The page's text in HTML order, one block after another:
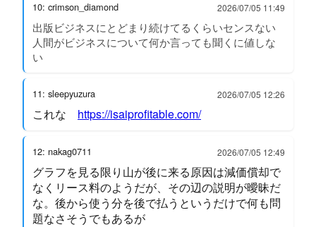
10: crimson_diamond 2026/07/05 11:49
出版ビジネスにとどまり続けてるくらいセンスない
人間がビジネスについて何か言っても聞くに値しな
い
11: sleepyuzura 2026/07/05 12:26
これな https://isaiprofitable.com/
12: nakag0711 2026/07/05 12:49
グラフを見る限り山が後に来る原因は減価償却で
なくリース料のようだが、その辺の説明が曖昧だ
な。後から使う分を後で払うというだけで何も問
題なさそうでもあるが